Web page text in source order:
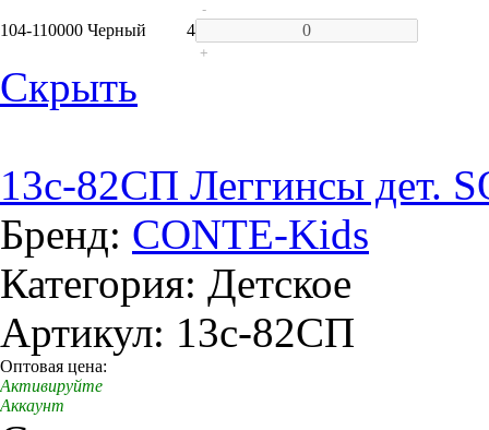
104-110000 Черный 4
-
+
Скрыть
13c-82СП Леггинсы дет.
Бренд: CONTE-Kids
Категория: Детское
Артикул: 13c-82СП
Оптовая цена:
Активируйте
Аккаунт